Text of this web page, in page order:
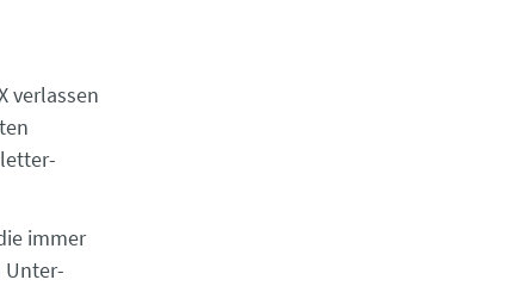
verlassen
immer
Unter-